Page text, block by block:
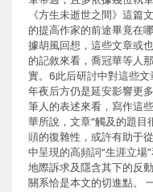
《方生未逝世之間》這篇
的提高作家的前途畢竟在
據胡風回想，這些文章或
的記敘來看，喬冠華等人
實。6此后研討中對這些
年夜后方仍是延安影響更
筆人的表述來看，寫作這
華所說，文章“觸及的題目
頭的復雜性，或許有助于
中呈現的高頻詞“生涯立場
地際訴求及隱含其下的反
關系恰是本文的切進點。